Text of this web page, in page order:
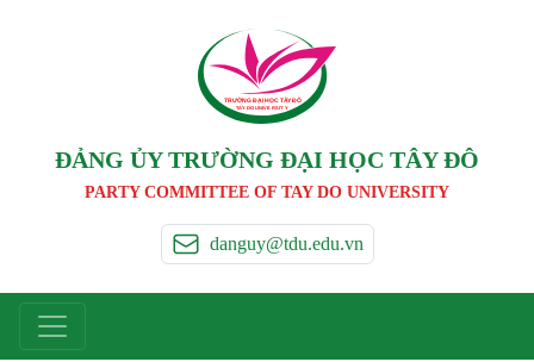
TRƯỜNG ĐẠI HỌC TÂY ĐÔ
TAY DO UNIVERSIT Y
ĐẢNG ỦY TRƯỜNG ĐẠI HỌC TÂY ĐÔ
PARTY COMMITTEE OF TAY DO UNIVERSITY
danguy@tdu.edu.vn